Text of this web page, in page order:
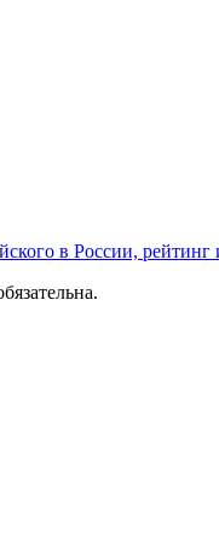
в России, рейтинг